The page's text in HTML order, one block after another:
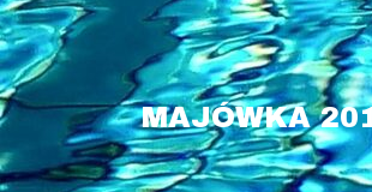
MAJÓWKA